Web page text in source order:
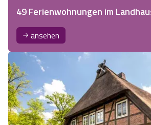
49 Ferienwohnungen im
ansehen